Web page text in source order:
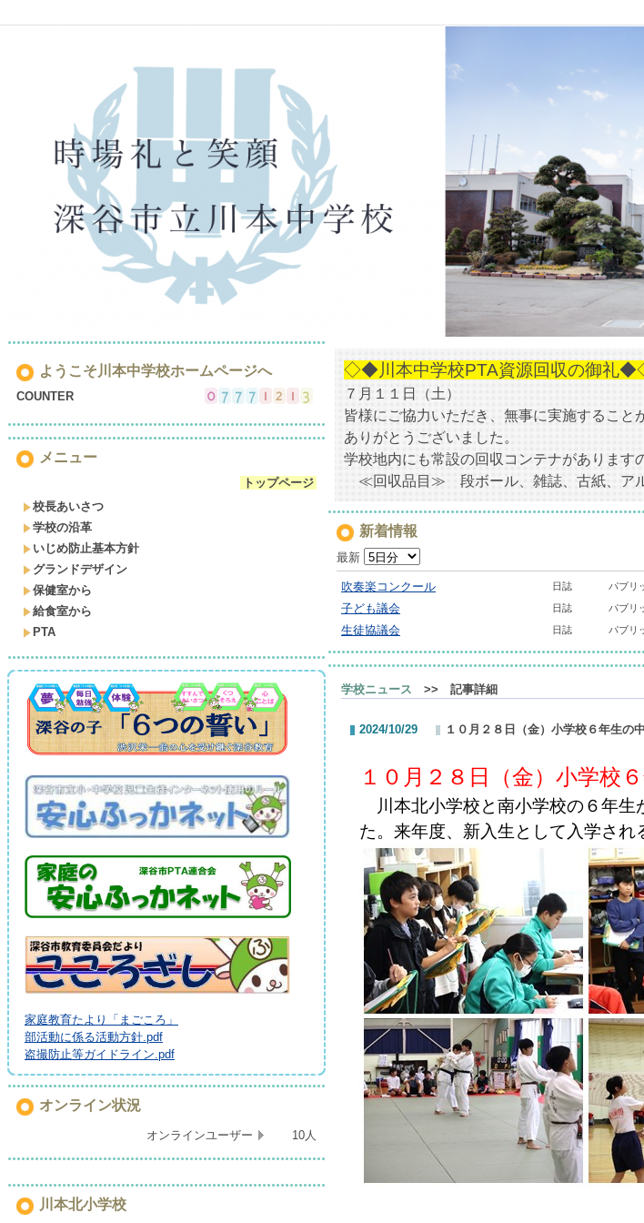
ようこそ川本中学校ホームページへ
COUNTER
メニュー
トップページ
校長あいさつ
学校の沿革
いじめ防止基本方針
グランドデザイン
保健室から
給食室から
PTA
家庭教育たより「まごころ」
部活動に係る活動方針.pdf
盗撮防止等ガイドライン.pdf
オンライン状況
オンラインユーザー 10人
川本北小学校
◇◆川本中学校PTA資源回収の御礼
７月１１日（土）
皆様にご協力いただき、無事に実施すること
ありがとうございました。
学校地内にも常設の回収コンテナがあります
≪回収品目≫ 段ボール、雑誌、古紙、ア
新着情報
最新
吹奏楽コンクール 日誌 パブリ
子ども議会 日誌 パブリ
生徒協議会 日誌 パブリ
学校ニュース >> 記事詳細
2024/10/29 １０月２８日（金）小学校６年生の
１０月２８日（金）小学校
川本北小学校と南小学校の６年生
た。来年度、新入生として入学され